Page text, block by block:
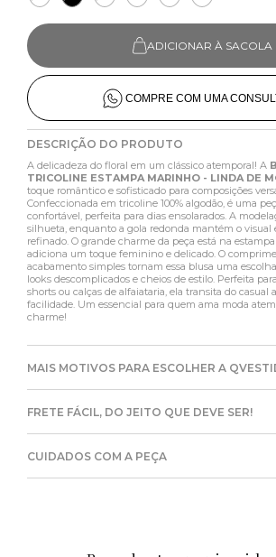
ADICIONAR À SACOLA
COMPRE COM UMA
DESCRIÇÃO DO PRODUTO
A delicadeza do floral em um clássico atemporal! A
TRICOLINE ESTAMPA MARINHO - LINDA DE
toque romântico e sofisticado para composições
Confeccionada em tricoline 100% algodão, é uma
confortável, perfeita para dias ensolarados. A
silhueta, enquanto a gola redonda mantém o visual
refinado. O grande charme da peça está na
adiciona um toque feminino e delicado. O
acabamento simples tornam essa blusa uma
looks descomplicados e cheios de estilo. Perfeita
shorts ou calças de alfaiataria, ela transita do casual
facilidade. Um essencial para quem ama moda
charme!
MAIS MOTIVOS PARA ESCOLHER A
FRETE FÁCIL, DO JEITO QUE DEVE SER!
CUIDADOS COM A PEÇA